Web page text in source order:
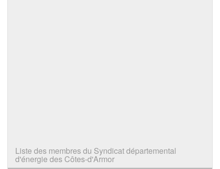
Liste des membres du Syndicat départemental
d'énergie des Côtes-d'Armor